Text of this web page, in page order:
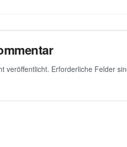
veröffentlicht. Erforderliche Felder